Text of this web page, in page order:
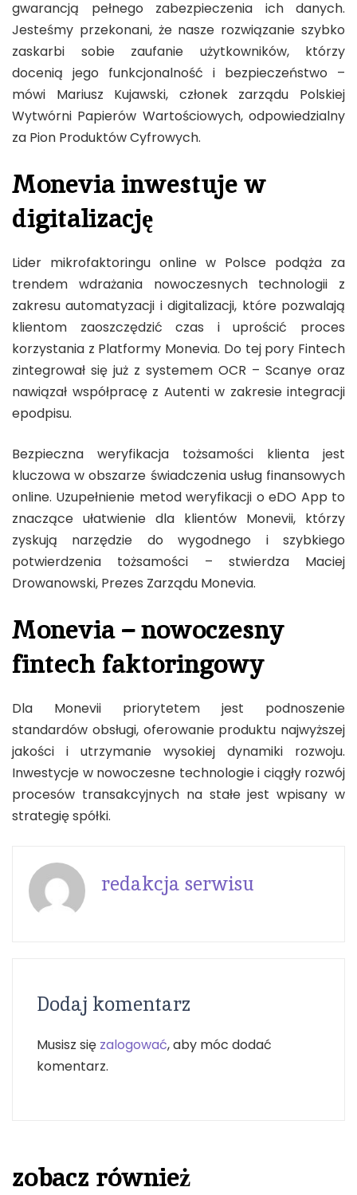
gwarancją pełnego zabezpieczenia ich danych.
Jesteśmy przekonani, że nasze rozwiązanie szybko
zaskarbi sobie zaufanie użytkowników, którzy
docenią jego funkcjonalność i bezpieczeństwo –
mówi Mariusz Kujawski, członek zarządu Polskiej
Wytwórni Papierów Wartościowych, odpowiedzialny
za Pion Produktów Cyfrowych.
Monevia inwestuje w
digitalizację
Lider mikrofaktoringu online w Polsce podąża za
trendem wdrażania nowoczesnych technologii z
zakresu automatyzacji i digitalizacji, które pozwalają
klientom zaoszczędzić czas i uprościć proces
korzystania z Platformy Monevia. Do tej pory Fintech
zintegrował się już z systemem OCR – Scanye oraz
nawiązał współpracę z Autenti w zakresie integracji
epodpisu.
Bezpieczna weryfikacja tożsamości klienta jest
kluczowa w obszarze świadczenia usług finansowych
online. Uzupełnienie metod weryfikacji o eDO App to
znaczące ułatwienie dla klientów Monevii, którzy
zyskują narzędzie do wygodnego i szybkiego
potwierdzenia tożsamości – stwierdza Maciej
Drowanowski, Prezes Zarządu Monevia.
Monevia – nowoczesny
fintech faktoringowy
Dla Monevii priorytetem jest podnoszenie
standardów obsługi, oferowanie produktu najwyższej
jakości i utrzymanie wysokiej dynamiki rozwoju.
Inwestycje w nowoczesne technologie i ciągły rozwój
procesów transakcyjnych na stałe jest wpisany w
strategię spółki.
redakcja serwisu
Dodaj komentarz
Musisz się zalogować, aby móc dodać
komentarz.
zobacz również